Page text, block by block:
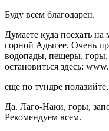
Буду всем благодарен.
Думаете куда поехать
горной Адыгее. Очень
водопады, пещеры,
остановиться здесь:
еще по тундре
Да. Лаго-Наки, горы,
Рекомендуем всем.